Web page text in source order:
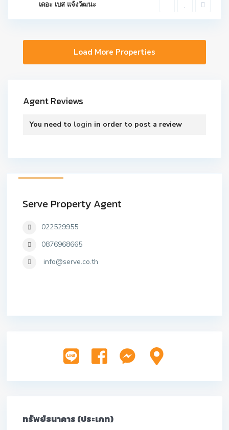
เดอะ เบส แจ้งวัฒนะ
Agent Reviews
You need to login in order to post a review
Serve Property Agent
022529955
0876968665
info@serve.co.th
ทรัพย์ธนาคาร (ประเภท)